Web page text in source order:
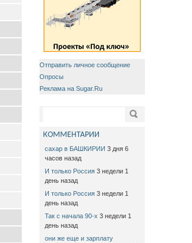
Отправить личное сообщение
Опросы
Реклама на Sugar.Ru
Поиск
КОММЕНТАРИИ
сахар в БАШКИРИИ 3 дня 6
часов назад
И только Россия 3 недели 1
день назад
И только Россия 3 недели 1
день назад
Так с начала 90-х 3 недели 1
день назад
они же еще и зарплату